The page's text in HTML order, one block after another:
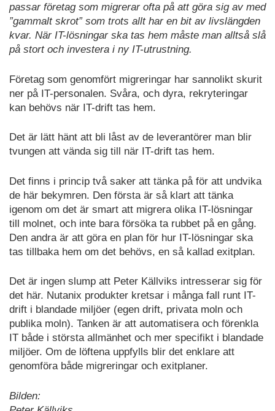
passar företag som migrerar ofta på att göra sig av med
”gammalt skrot” som trots allt har en bit av livslängden
kvar. När IT-lösningar ska tas hem måste man alltså slå
på stort och investera i ny IT-utrustning.
Företag som genomfört migreringar har sannolikt skurit
ner på IT-personalen. Svåra, och dyra, rekryteringar
kan behövs när IT-drift tas hem.
Det är lätt hänt att bli låst av de leverantörer man blir
tvungen att vända sig till när IT-drift tas hem.
Det finns i princip två saker att tänka på för att undvika
de här bekymren. Den första är så klart att tänka
igenom om det är smart att migrera olika IT-lösningar
till molnet, och inte bara försöka ta rubbet på en gång.
Den andra är att göra en plan för hur IT-lösningar ska
tas tillbaka hem om det behövs, en så kallad exitplan.
Det är ingen slump att Peter Källviks intresserar sig för
det här. Nutanix produkter kretsar i många fall runt IT-
drift i blandade miljöer (egen drift, privata moln och
publika moln). Tanken är att automatisera och förenkla
IT både i största allmänhet och mer specifikt i blandade
miljöer. Om de löftena uppfylls blir det enklare att
genomföra både migreringar och exitplaner.
Bilden: